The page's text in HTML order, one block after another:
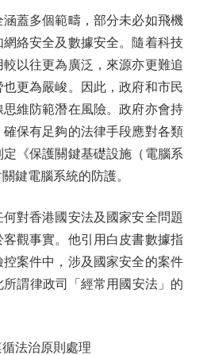
蓋多個範疇，部分未必如飛機
絡安全及數據安全。隨着科技
以往更為廣泛，來源亦更難追
更為嚴峻。因此，政府和市民
維防範潛在風險。政府亦會持
保有足夠的法律手段應對各類
《保護關鍵基礎設施（電腦系
鍵電腦系統的防護。
香港國安法及國家安全問題
觀事實。他引用白皮書數據指
案件中，涉及國家安全的案件
所謂律政司「經常用國安法」的
法治原則處理